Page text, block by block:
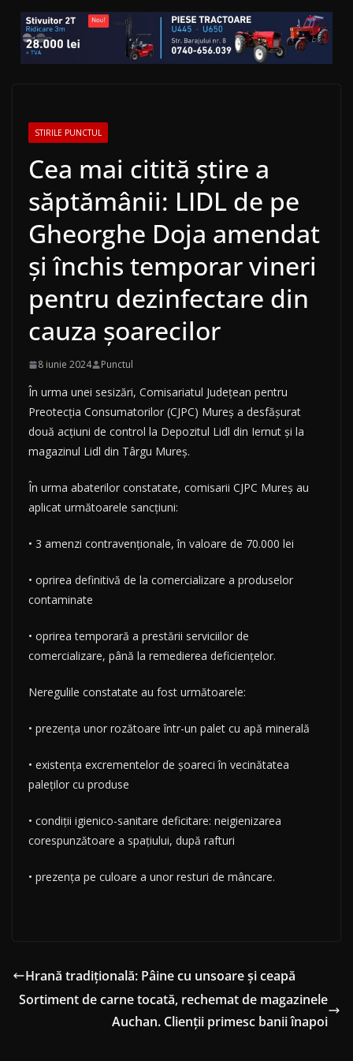
STIRILE PUNCTUL
Cea mai citită știre a
săptămânii: LIDL de pe
Gheorghe Doja amendat
și închis temporar vineri
pentru dezinfectare din
cauza șoarecilor
8 iunie 2024 Punctul
În urma unei sesizări, Comisariatul Județean pentru
Preotecția Consumatorilor (CJPC) Mureș a desfășurat
două acțiuni de control la Depozitul Lidl din Iernut și la
magazinul Lidl din Târgu Mureș.
În urma abaterilor constatate, comisarii CJPC Mureș au
aplicat următoarele sancțiuni:
• 3 amenzi contravenționale, în valoare de 70.000 lei
• oprirea definitivă de la comercializare a produselor
contaminate
• oprirea temporară a prestării serviciilor de
comercializare, până la remedierea deficiențelor.
Neregulile constatate au fost următoarele:
• prezența unor rozătoare într-un palet cu apă minerală
• existența excrementelor de șoareci în vecinătatea
paleților cu produse
• condiții igienico-sanitare deficitare: neigienizarea
corespunzătoare a spațiului, după rafturi
• prezența pe culoare a unor resturi de mâncare.
Hrană tradițională: Pâine cu unsoare și ceapă
Sortiment de carne tocată, rechemat de magazinele
Auchan. Clienții primesc banii înapoi